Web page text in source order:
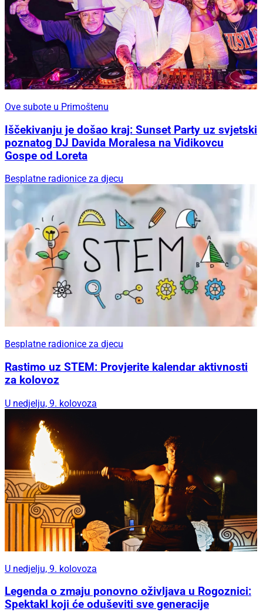
Ove subote u Primoštenu
Iščekivanju je došao kraj: Sunset Party uz svjetski
poznatog DJ Davida Moralesa na Vidikovcu
Gospe od Loreta
Besplatne radionice za djecu
Besplatne radionice za djecu
Rastimo uz STEM: Provjerite kalendar aktivnosti
za kolovoz
U nedjelju, 9. kolovoza
U nedjelju, 9. kolovoza
Legenda o zmaju ponovno oživljava u Rogoznici:
Spektakl koji će oduševiti sve generacije